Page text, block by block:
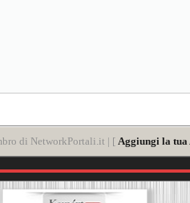
di NetworkPortali.it | [ Aggiungi la